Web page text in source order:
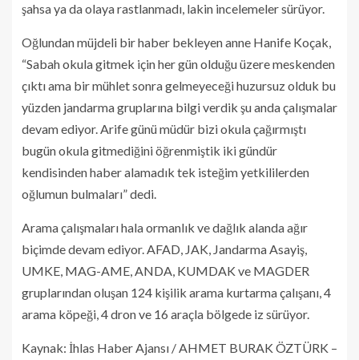
şahsa ya da olaya rastlanmadı, lakin incelemeler sürüyor.
Oğlundan müjdeli bir haber bekleyen anne Hanife Koçak,
“Sabah okula gitmek için her gün olduğu üzere meskenden
çıktı ama bir mühlet sonra gelmeyeceği huzursuz olduk bu
yüzden jandarma gruplarına bilgi verdik şu anda çalışmalar
devam ediyor. Arife günü müdür bizi okula çağırmıştı
bugün okula gitmediğini öğrenmiştik iki gündür
kendisinden haber alamadık tek isteğim yetkililerden
oğlumun bulmaları” dedi.
Arama çalışmaları hala ormanlık ve dağlık alanda ağır
biçimde devam ediyor. AFAD, JAK, Jandarma Asayiş,
UMKE, MAG-AME, ANDA, KUMDAK ve MAGDER
gruplarından oluşan 124 kişilik arama kurtarma çalışanı, 4
arama köpeği, 4 dron ve 16 araçla bölgede iz sürüyor.
Kaynak: İhlas Haber Ajansı / AHMET BURAK ÖZTÜRK –